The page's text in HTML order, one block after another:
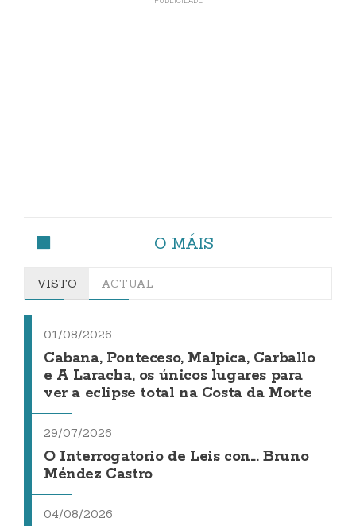
O MÁIS
VISTO ACTUAL
01/08/2026
Cabana, Ponteceso, Malpica, Carballo
e A Laracha, os únicos lugares para
ver a eclipse total na Costa da Morte
29/07/2026
O Interrogatorio de Leis con... Bruno
Méndez Castro
04/08/2026